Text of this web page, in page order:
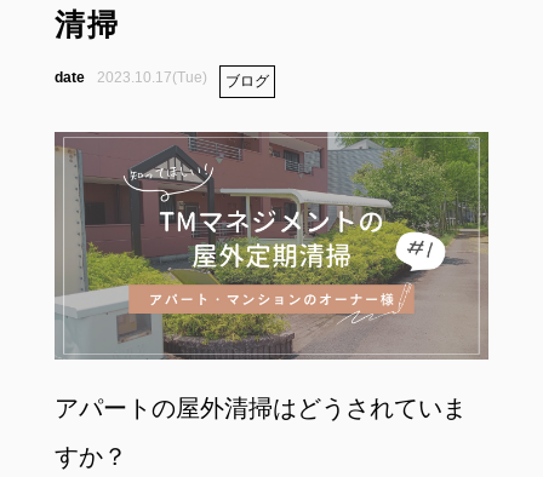
清掃
2023.10.17(Tue) ブログ
アパートの屋外清掃はどうされていま
すか？